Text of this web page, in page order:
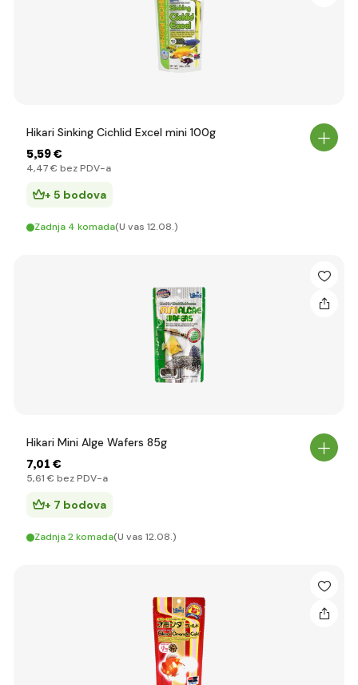
Hikari Sinking Cichlid Excel mini 100g
5,59 €
4,47 € bez PDV-a
+ 5 bodova
Zadnja 4 komada(U vas 12.08.)
Hikari Mini Alge Wafers 85g
7,01 €
5,61 € bez PDV-a
+ 7 bodova
Zadnja 2 komada(U vas 12.08.)